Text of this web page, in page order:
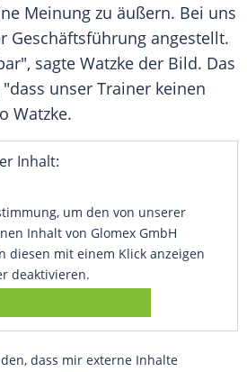
Meinung zu äußern. Bei uns
Geschäftsführung angestellt.
sagte Watzke der Bild. Das
unser Trainer keinen
Watzke.
Inhalt:
um den von unserer
Inhalt von Glomex GmbH
diesen mit einem Klick anzeigen
deaktivieren.
dass mir externe Inhalte